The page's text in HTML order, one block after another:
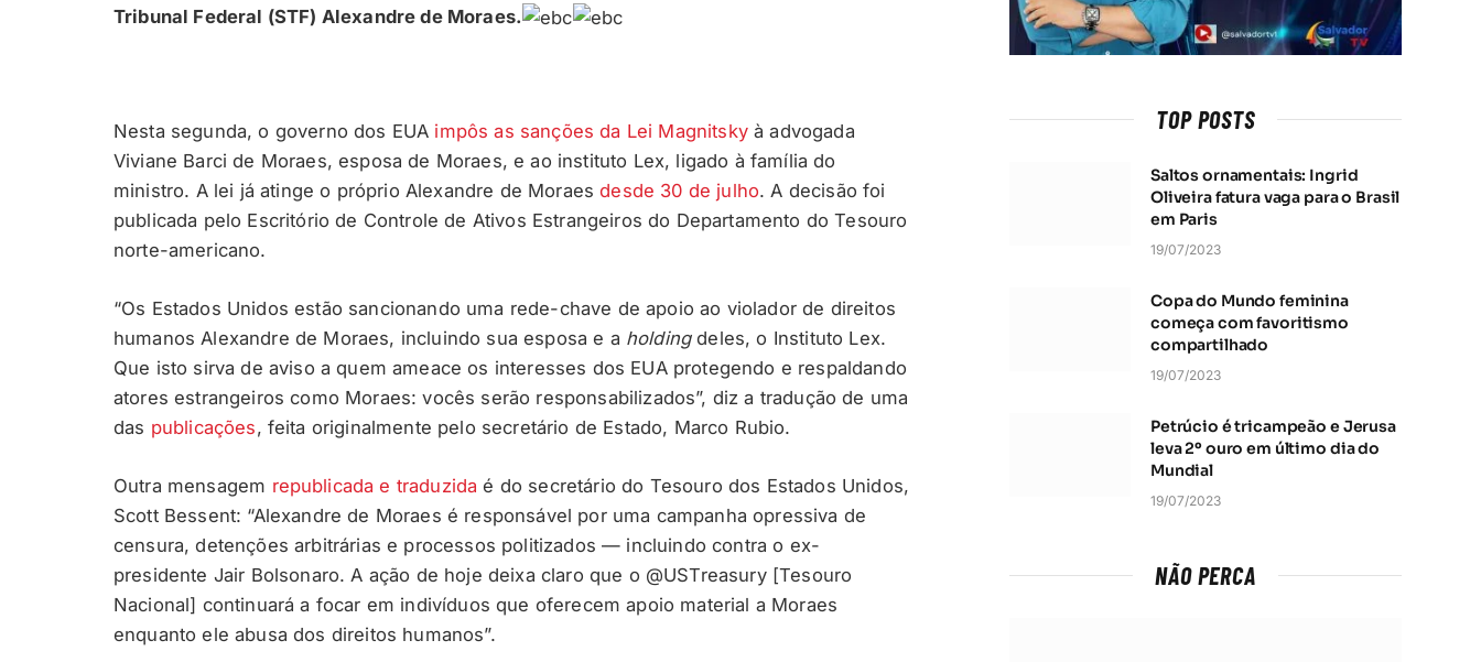
Tribunal Federal (STF) Alexandre de Moraes.
Nesta segunda, o governo dos EUA impôs as sanções da Lei Magnitskyà advogada
Viviane Barci de Moraes, esposa de Moraes, e ao instituto Lex, ligado à família do
ministro. A lei já atinge o próprio Alexandre de Moraesdesde 30 de julho. A decisão foi
publicada pelo Escritório de Controle de Ativos Estrangeiros do Departamento do Tesouro
norte-americano.
“Os Estados Unidos estão sancionando uma rede-chave de apoio ao violador de direitos
humanos Alexandre de Moraes, incluindo sua esposa e a holdingdeles, o Instituto Lex.
Que isto sirva de aviso a quem ameace os interesses dos EUA protegendo e respaldando
atores estrangeiros como Moraes: vocês serão responsabilizados”, diz a tradução de uma
das publicações, feita originalmente pelo secretário de Estado, Marco Rubio.
Outra mensagem republicada e traduzida é do secretário do Tesouro dos Estados Unidos,
Scott Bessent: “Alexandre de Moraes é responsável por uma campanha opressiva de
censura, detenções arbitrárias e processos politizados — incluindo contra o ex-
presidente Jair Bolsonaro. A ação de hoje deixa claro que o @USTreasury [Tesouro
Nacional] continuará a focar em indivíduos que oferecem apoio material a Moraes
enquanto ele abusa dos direitos humanos”.
TOP POSTS
Saltos ornamentais: Ingrid
Oliveira fatura vaga para o Brasil
em Paris
19/07/2023
Copa do Mundo feminina
começa com favoritismo
compartilhado
19/07/2023
Petrúcio é tricampeão e Jerusa
leva 2º ouro em último dia do
Mundial
19/07/2023
NÃO PERCA